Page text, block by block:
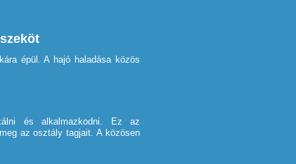
épül. A hajó haladása közös
és alkalmazkodni. Ez az
az osztály tagjait. A közösen